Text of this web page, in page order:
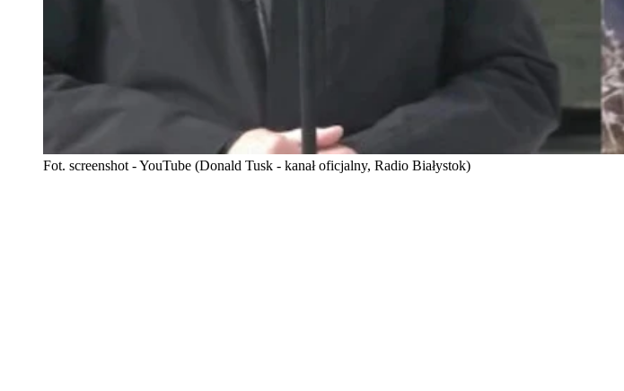
Fot. screenshot - YouTube (Donald Tusk - kanał oficjalny, Radio Białystok)